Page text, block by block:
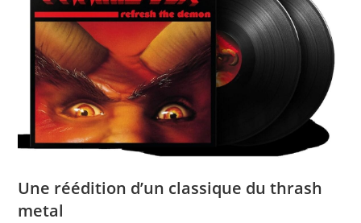
Une réédition d’un classique du thrash
metal